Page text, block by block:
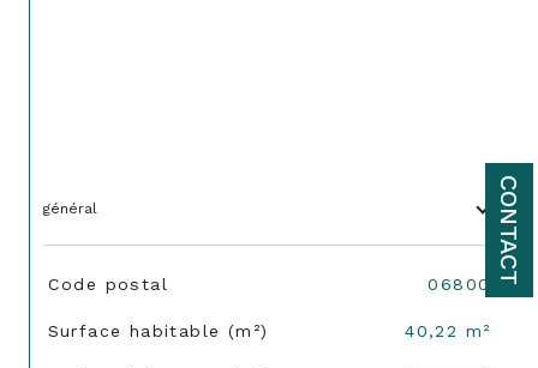
CONTACT
général
TRAD_SIROCCO_Caracteristique
Code postal 06800
Surface habitable (m²) 40,22 m²